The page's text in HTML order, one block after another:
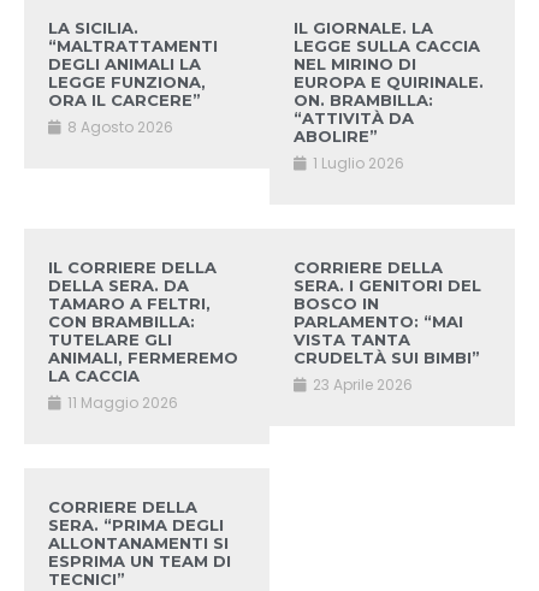
LA SICILIA.
“MALTRATTAMENTI
DEGLI ANIMALI LA
LEGGE FUNZIONA,
ORA IL CARCERE”
8 Agosto 2026
IL GIORNALE. LA
LEGGE SULLA CACCIA
NEL MIRINO DI
EUROPA E QUIRINALE.
ON. BRAMBILLA:
“ATTIVITÀ DA
ABOLIRE”
1 Luglio 2026
IL CORRIERE DELLA
DELLA SERA. DA
TAMARO A FELTRI,
CON BRAMBILLA:
TUTELARE GLI
ANIMALI, FERMEREMO
LA CACCIA
11 Maggio 2026
CORRIERE DELLA
SERA. I GENITORI DEL
BOSCO IN
PARLAMENTO: “MAI
VISTA TANTA
CRUDELTÀ SUI BIMBI”
23 Aprile 2026
CORRIERE DELLA
SERA. “PRIMA DEGLI
ALLONTANAMENTI SI
ESPRIMA UN TEAM DI
TECNICI”